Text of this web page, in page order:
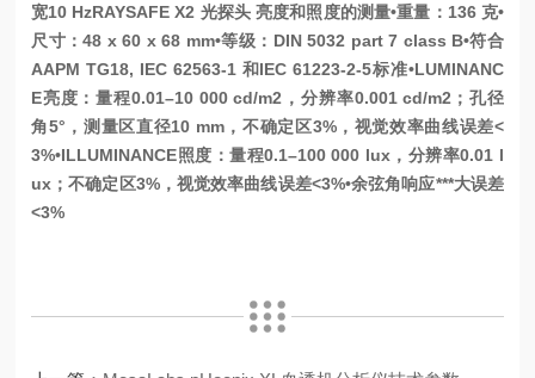
宽10 HzRAYSAFE X2 光探头 亮度和照度的测量•重量：136 克•
尺寸：48 x 60 x 68 mm•等级：DIN 5032 part 7 class B•符合
AAPM TG18, IEC 62563-1 和IEC 61223-2-5标准•LUMINANC
E亮度：量程0.01–10 000 cd/m2，分辨率0.001 cd/m2；孔径
角5°，测量区直径10 mm，不确定区3%，视觉效率曲线误差<
3%•ILLUMINANCE照度：量程0.1–100 000 lux，分辨率0.01 l
ux；不确定区3%，视觉效率曲线误差<3%•余弦角响应***大误差
<3%